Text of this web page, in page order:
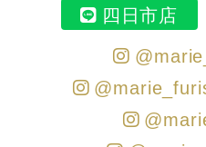
四日市店